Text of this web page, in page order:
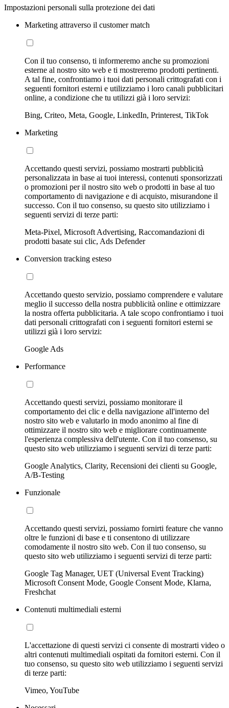
Impostazioni personali sulla protezione dei dati
Marketing attraverso il customer match
Con il tuo consenso, ti informeremo anche su promozioni
esterne al nostro sito web e ti mostreremo prodotti pertinenti.
A tal fine, confrontiamo i tuoi dati personali crittografati con i
seguenti fornitori esterni e utilizziamo i loro canali pubblicitari
online, a condizione che tu utilizzi già i loro servizi:
Bing, Criteo, Meta, Google, LinkedIn, Printerest, TikTok
Marketing
Accettando questi servizi, possiamo mostrarti pubblicità
personalizzata in base ai tuoi interessi, contenuti sponsorizzati
o promozioni per il nostro sito web o prodotti in base al tuo
comportamento di navigazione e di acquisto, misurandone il
successo. Con il tuo consenso, su questo sito utilizziamo i
seguenti servizi di terze parti:
Meta-Pixel, Microsoft Advertising, Raccomandazioni di
prodotti basate sui clic, Ads Defender
Conversion tracking esteso
Accettando questo servizio, possiamo comprendere e valutare
meglio il successo della nostra pubblicità online e ottimizzare
la nostra offerta pubblicitaria. A tale scopo confrontiamo i tuoi
dati personali crittografati con i seguenti fornitori esterni se
utilizzi già i loro servizi:
Google Ads
Performance
Accettando questi servizi, possiamo monitorare il
comportamento dei clic e della navigazione all'interno del
nostro sito web e valutarlo in modo anonimo al fine di
ottimizzare il nostro sito web e migliorare continuamente
l'esperienza complessiva dell'utente. Con il tuo consenso, su
questo sito web utilizziamo i seguenti servizi di terze parti:
Google Analytics, Clarity, Recensioni dei clienti su Google,
A/B-Testing
Funzionale
Accettando questi servizi, possiamo fornirti feature che vanno
oltre le funzioni di base e ti consentono di utilizzare
comodamente il nostro sito web. Con il tuo consenso, su
questo sito web utilizziamo i seguenti servizi di terze parti:
Google Tag Manager, UET (Universal Event Tracking)
Microsoft Consent Mode, Google Consent Mode, Klarna,
Freshchat
Contenuti multimediali esterni
L'accettazione di questi servizi ci consente di mostrarti video o
altri contenuti multimediali ospitati da fornitori esterni. Con il
tuo consenso, su questo sito web utilizziamo i seguenti servizi
di terze parti:
Vimeo, YouTube